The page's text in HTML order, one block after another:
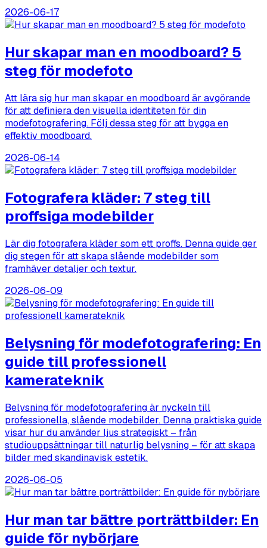
2026-06-17
Hur skapar man en moodboard? 5
steg för modefoto
Att lära sig hur man skapar en moodboard är avgörande
för att definiera den visuella identiteten för din
modefotografering. Följ dessa steg för att bygga en
effektiv moodboard.
2026-06-14
Fotografera kläder: 7 steg till
proffsiga modebilder
Lär dig fotografera kläder som ett proffs. Denna guide ger
dig stegen för att skapa slående modebilder som
framhäver detaljer och textur.
2026-06-09
Belysning för modefotografering: En
guide till professionell
kamerateknik
Belysning för modefotografering är nyckeln till
professionella, slående modebilder. Denna praktiska guide
visar hur du använder ljus strategiskt – från
studiouppsättningar till naturlig belysning – för att skapa
bilder med skandinavisk estetik.
2026-06-05
Hur man tar bättre porträttbilder: En
guide för nybörjare